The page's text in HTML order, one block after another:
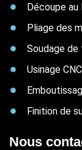
Découpe au
Pliage des
Soudage de
Usinage CNC
Finition de
Nous